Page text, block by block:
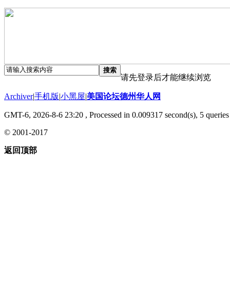
搜索
请先登录后才能继续浏览
Archiver|手机版|小黑屋|美国论坛德州华人网
GMT-6, 2026-8-6 23:20 , Processed in 0.009317 second(s), 5
© 2001-2017
返回顶部